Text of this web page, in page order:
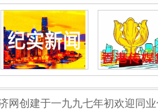
网创建于一九九七年初欢迎同业